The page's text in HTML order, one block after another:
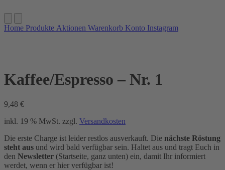
Home Produkte Aktionen Warenkorb Konto Instagram
Kaffee/Espresso – Nr. 1
9,48 €
inkl. 19 % MwSt. zzgl. Versandkosten
Die erste Charge ist leider restlos ausverkauft. Die nächste Röstung
steht aus und wird bald verfügbar sein. Haltet aus und tragt Euch in
den Newsletter (Startseite, ganz unten) ein, damit Ihr informiert
werdet, wenn er hier verfügbar ist!